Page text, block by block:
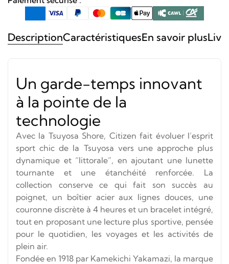
DescriptionCaractéristiquesEn savoir plus
Un garde-temps innovant
à la pointe de la
technologie
Avec la Tsuyosa Shore, Citizen fait évoluer l’esprit
sport chic de la Tsuyosa vers une approche plus
dynamique et “littorale”, en ajoutant une lunette
tournante et une étanchéité renforcée. La
collection conserve ce qui fait son succès au
poignet, un boîtier acier aux lignes douces, une
couronne discrète à 4 heures et un bracelet intégré,
tout en proposant une lecture plus sportive, pensée
pour le quotidien, les voyages et les activités de
plein air.
Fondée en 1918 par Kamekichi Yakamazi, la marque